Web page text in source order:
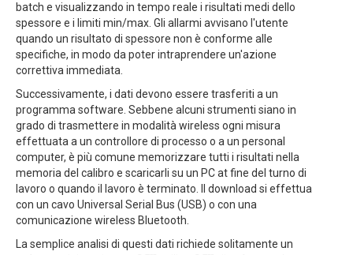
batch e visualizzando in tempo reale i risultati medi dello
spessore e i limiti min/max. Gli allarmi avvisano l'utente
quando un risultato di spessore non è conforme alle
specifiche, in modo da poter intraprendere un'azione
correttiva immediata.
Successivamente, i dati devono essere trasferiti a un
programma software. Sebbene alcuni strumenti siano in
grado di trasmettere in modalità wireless ogni misura
effettuata a un controllore di processo o a un personal
computer, è più comune memorizzare tutti i risultati nella
memoria del calibro e scaricarli su un PC at fine del turno di
lavoro o quando il lavoro è terminato. Il download si effettua
con un cavo Universal Serial Bus (USB) o con una
comunicazione wireless Bluetooth.
La semplice analisi di questi dati richiede solitamente un